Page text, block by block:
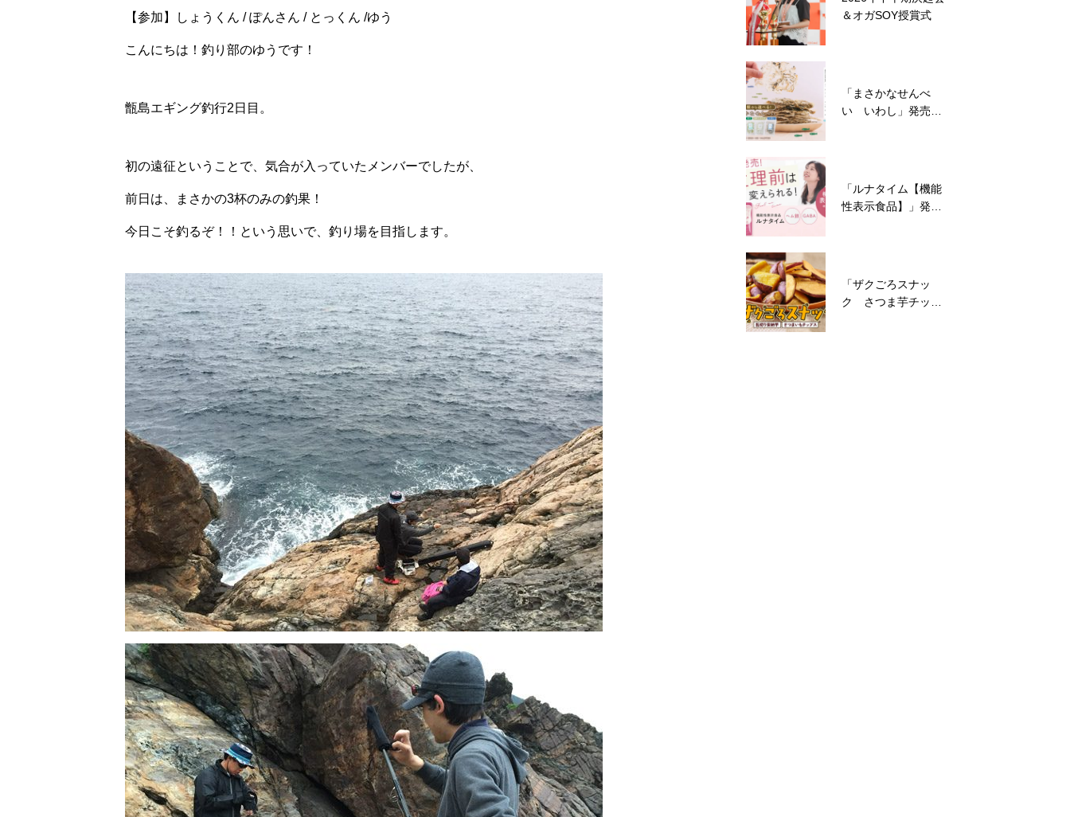
【参加】しょうくん / ぽんさん / とっくん /ゆう
こんにちは！釣り部のゆうです！
甑島エギング釣行2日目。
初の遠征ということで、気合が入っていたメンバーでしたが、
前日は、まさかの3杯のみの釣果！
今日こそ釣るぞ！！という思いで、釣り場を目指します。
＆オガSOY授賞式
「まさかなせんべ
い いわし」発売の
「ルナタイム【機能
性表示食品】」発売
「ザクごろスナッ
ク さつま芋チップ